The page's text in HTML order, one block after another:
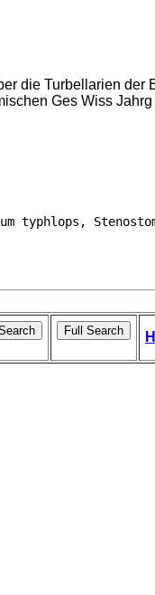
die Turbellarien der
Ges Wiss
typhlops,